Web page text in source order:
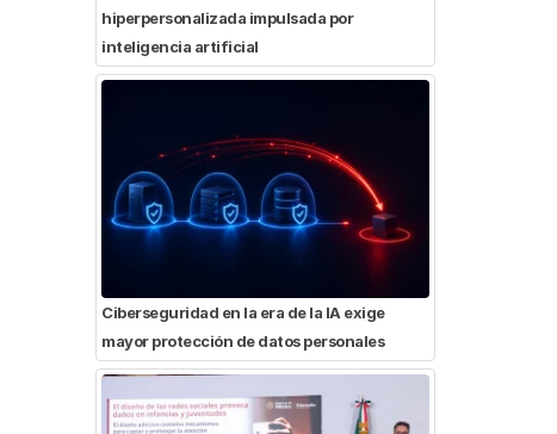
hiperpersonalizada impulsada por
inteligencia artificial
Ciberseguridad en la era de la IA exige
mayor protección de datos personales